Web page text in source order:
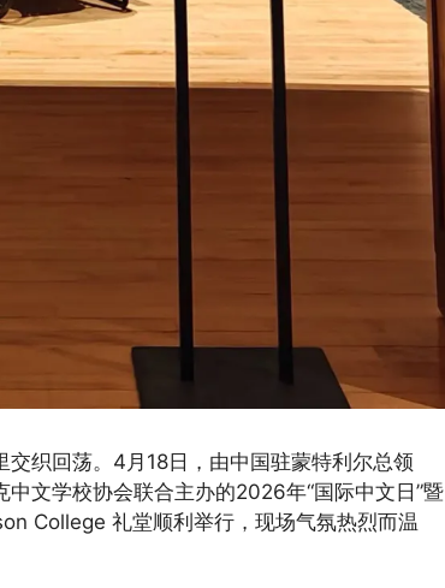
织回荡。4月18日，由中国驻蒙特利尔总领
文学校协会联合主办的2026年“国际中文日”暨
College 礼堂顺利举行，现场气氛热烈而温